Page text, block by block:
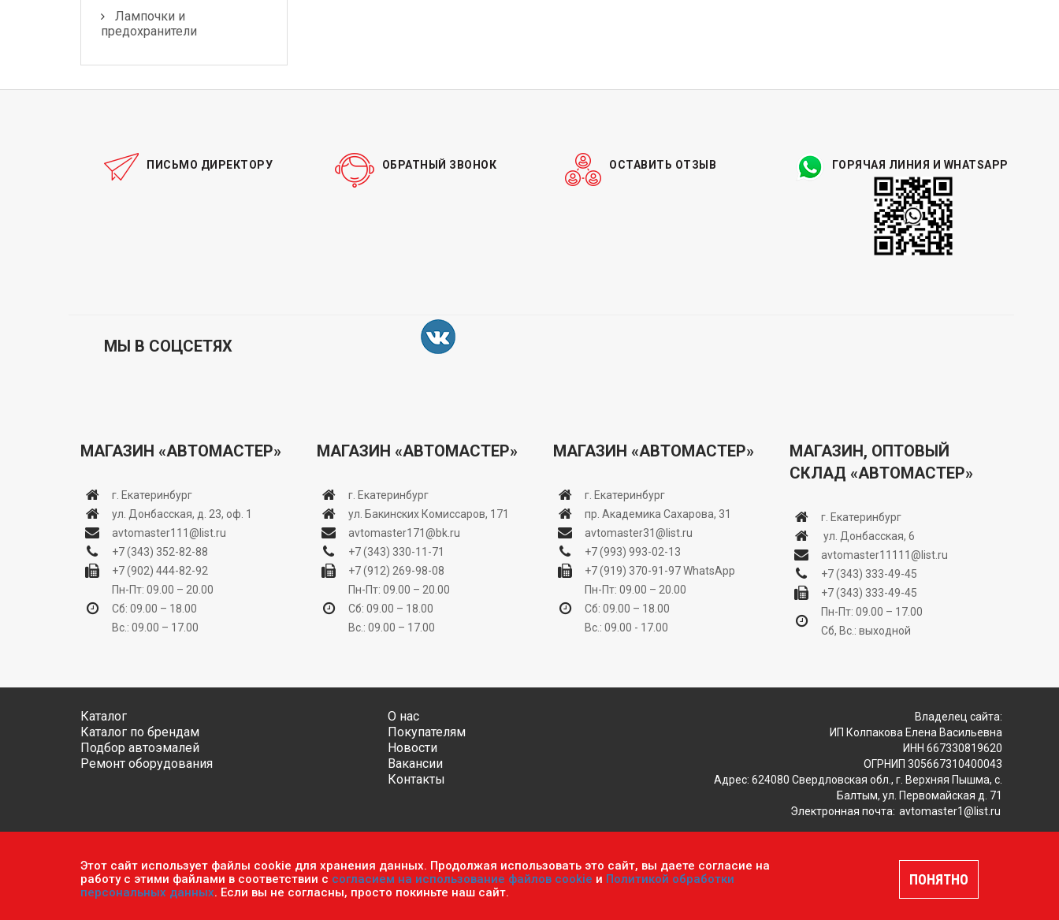
Лампочки и
предохранители
ПИСЬМО ДИРЕКТОРУ ОБРАТНЫЙ ЗВОНОК ОСТАВИТЬ ОТЗЫВ ГОРЯЧАЯ ЛИНИЯ И WHATSAPP
МЫ В СОЦСЕТЯХ
МАГАЗИН «АВТОМАСТЕР»
г. Екатеринбург
ул. Донбасская, д. 23, оф. 1
avtomaster111@list.ru
+7 (343) 352-82-88
+7 (902) 444-82-92
Пн-Пт: 09.00 – 20.00
Сб: 09.00 – 18.00
Вс.: 09.00 – 17.00
МАГАЗИН «АВТОМАСТЕР»
г. Екатеринбург
ул. Бакинских Комиссаров, 171
avtomaster171@bk.ru
+7 (343) 330-11-71
+7 (912) 269-98-08
Пн-Пт: 09.00 – 20.00
Сб: 09.00 – 18.00
Вс.: 09.00 – 17.00
МАГАЗИН «АВТОМАСТЕР»
г. Екатеринбург
пр. Академика Сахарова, 31
avtomaster31@list.ru
+7 (993) 993-02-13
+7 (919) 370-91-97WhatsApp
Пн-Пт: 09.00 – 20.00
Сб: 09.00 – 18.00
Вс.: 09.00 - 17.00
МАГАЗИН, ОПТОВЫЙ
СКЛАД «АВТОМАСТЕР»
г. Екатеринбург
ул. Донбасская, 6
avtomaster11111@list.ru
+7 (343) 333-49-45
+7 (343) 333-49-45
Пн-Пт: 09.00 – 17.00
Сб, Вс.: выходной
Каталог
Каталог по брендам
Подбор автоэмалей
Ремонт оборудования
О нас
Покупателям
Новости
Вакансии
Контакты
Владелец сайта:
ИП Колпакова Елена Васильевна
ИНН 667330819620
ОГРНИП 305667310400043
Адрес: 624080 Свердловская обл., г. Верхняя Пышма, с.
Балтым, ул. Первомайская д. 71
Электронная почта: avtomaster1@list.ru
Обратите внимание, что данный сайт носит исключительно информационный характер и ни при каких условиях не является публичной офертой, определяемой положениями
ч.2 ст. 437 Гражданского кодекса РФ.Политика конфиденциальности персональных данных Пользовательское соглашение
Этот сайт использует файлы cookie для хранения данных. Продолжая использовать это сайт, вы даете согласие на
работу с этими файлами в соответствии с согласием на использование файлов cookie и Политикой обработки
персональных данных. Если вы не согласны, просто покиньте наш сайт.
ПОНЯТНО